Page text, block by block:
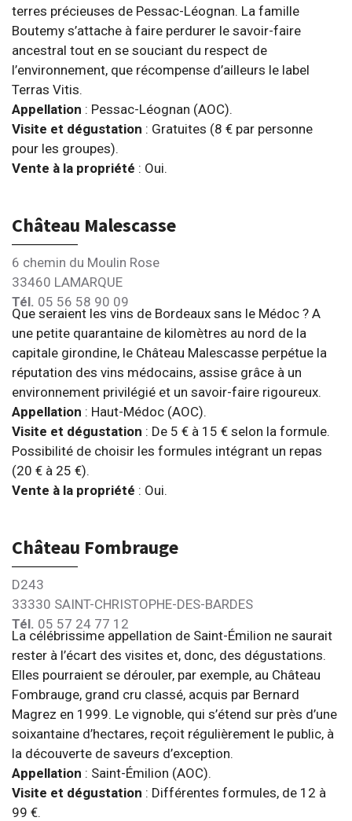
terres précieuses de Pessac-Léognan. La famille
Boutemy s’attache à faire perdurer le savoir-faire
ancestral tout en se souciant du respect de
l’environnement, que récompense d’ailleurs le label
Terras Vitis.
Appellation : Pessac-Léognan (AOC).
Visite et dégustation : Gratuites (8 € par personne
pour les groupes).
Vente à la propriété : Oui.
Château Malescasse
6 chemin du Moulin Rose
33460 LAMARQUE
Tél. 05 56 58 90 09
Que seraient les vins de Bordeaux sans le Médoc ? A
une petite quarantaine de kilomètres au nord de la
capitale girondine, le Château Malescasse perpétue la
réputation des vins médocains, assise grâce à un
environnement privilégié et un savoir-faire rigoureux.
Appellation : Haut-Médoc (AOC).
Visite et dégustation : De 5 € à 15 € selon la formule.
Possibilité de choisir les formules intégrant un repas
(20 € à 25 €).
Vente à la propriété : Oui.
Château Fombrauge
D243
33330 SAINT-CHRISTOPHE-DES-BARDES
Tél. 05 57 24 77 12
La célébrissime appellation de Saint-Émilion ne saurait
rester à l’écart des visites et, donc, des dégustations.
Elles pourraient se dérouler, par exemple, au Château
Fombrauge, grand cru classé, acquis par Bernard
Magrez en 1999. Le vignoble, qui s’étend sur près d’une
soixantaine d’hectares, reçoit régulièrement le public, à
la découverte de saveurs d’exception.
Appellation : Saint-Émilion (AOC).
Visite et dégustation : Différentes formules, de 12 à
99 €.